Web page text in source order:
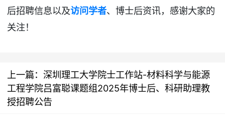
后招聘信息以及访问学者、博士后资讯，感谢大家的
关注！
上一篇： 深圳理工大学院士工作站-材料科学与能源
工程学院吕富聪课题组2025年博士后、科研助理教
授招聘公告